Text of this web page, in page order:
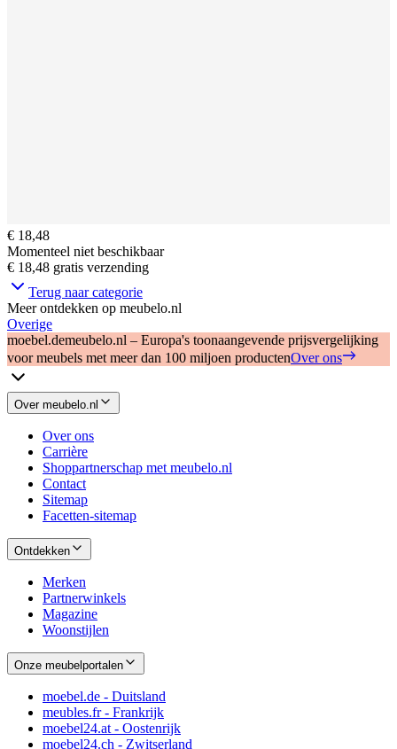
€ 18,48
Momenteel niet beschikbaar
€ 18,48 gratis verzending
Terug naar categorie
Meer ontdekken op meubelo.nl
Overige
moebel.demeubelo.nl – Europa's toonaangevende prijsvergelijking
voor meubels met meer dan 100 miljoen productenOver ons
Over meubelo.nl
Over ons
Carrière
Shoppartnerschap met meubelo.nl
Contact
Sitemap
Facetten-sitemap
Ontdekken
Merken
Partnerwinkels
Magazine
Woonstijlen
Onze meubelportalen
moebel.de - Duitsland
meubles.fr - Frankrijk
moebel24.at - Oostenrijk
moebel24.ch - Zwitserland